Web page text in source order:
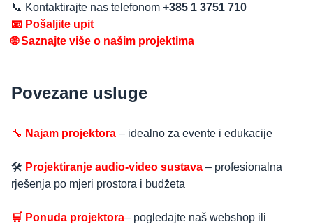
📞 Kontaktirajte nas telefonom +385 1 3751 710
📧 Pošaljite upit
🌐 Saznajte više o našim projektima
Povezane usluge
🔧 Najam projektora – idealno za evente i edukacije
🛠️ Projektiranje audio-video sustava – profesionalna
rješenja po mjeri prostora i budžeta
🛒 Ponuda projektora– pogledajte naš webshop ili